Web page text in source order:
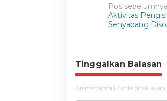
N
a
g
a
s
Pos sebelumnya
Aktivitas
Senyabang
Tinggalkan Balasan
Alamat email Anda tidak akan